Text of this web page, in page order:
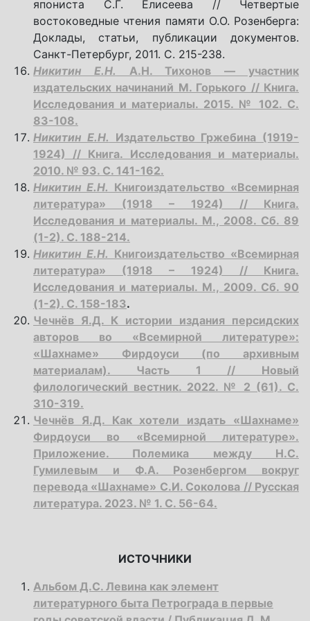
япониста С.Г. Елисеева // Четвертые
востоковедные чтения памяти О.О. Розенберга:
Доклады, статьи, публикации документов.
Санкт-Петербург, 2011. С. 215-238.
Никитин Е.Н. А.Н. Тихонов — участник
издательских начинаний М. Горького // Книга.
Исследования и материалы. 2015. № 102. С.
83-108.
Никитин Е.Н. Издательство Гржебина (1919-
1924) // Книга. Исследования и материалы.
2010. № 93. С. 141-162.
Никитин Е.Н. Книгоиздательство «Всемирная
литература» (1918 – 1924) // Книга.
Исследования и материалы. М., 2008. Сб. 89
(1-2). С. 188-214.
Никитин Е.Н. Книгоиздательство «Всемирная
литература» (1918 – 1924) // Книга.
Исследования и материалы. М., 2009. Сб. 90
(1-2). С. 158-183.
Чечнёв Я.Д. К истории издания персидских
авторов во «Всемирной литературе»:
«Шахнаме» Фирдоуси (по архивным
материалам). Часть 1 // Новый
филологический вестник. 2022. № 2 (61). С.
310-319.
Чечнёв Я.Д. Как хотели издать «Шахнаме»
Фирдоуси во «Всемирной литературе».
Приложение. Полемика между Н.С.
Гумилевым и Ф.А. Розенбергом вокруг
перевода «Шахнаме» С.И. Соколова // Русская
литература. 2023. № 1. С. 56-64.
ИСТОЧНИКИ
Альбом Д.С. Левина как элемент
литературного быта Петрограда в первые